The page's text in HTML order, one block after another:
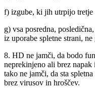
f) izgube, ki jih utrpijo tretje
g) vsa posredna,
iz uporabe spletne strani,
8. HD ne jamči, da bodo
neprekinjeno ali brez
tako ne jamči, da sta
brez virusov in hroščev.